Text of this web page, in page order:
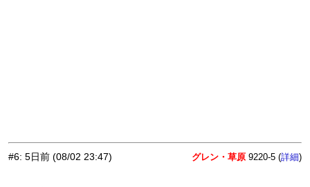
#6: 5日前 (08/02 23:47) グレン・草原 9220-5 (詳細)